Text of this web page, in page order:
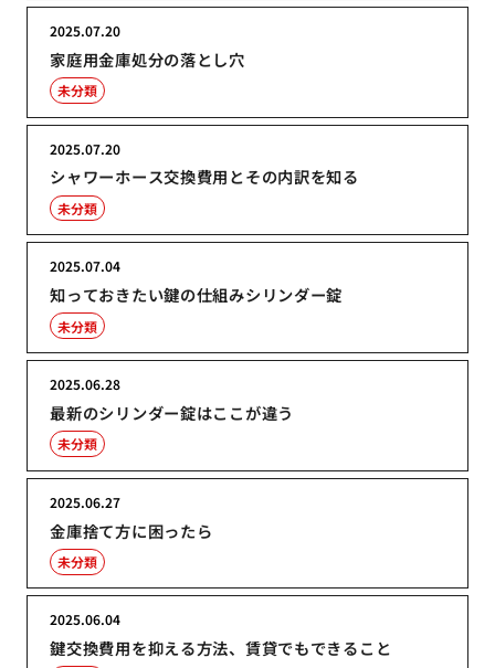
家庭用金庫処分の落とし穴
2025.07.20
未分類
シャワーホース交換費用とその内訳を知る
2025.07.20
未分類
知っておきたい鍵の仕組みシリンダー錠
2025.07.04
未分類
最新のシリンダー錠はここが違う
2025.06.28
未分類
金庫捨て方に困ったら
2025.06.27
未分類
鍵交換費用を抑える方法、賃貸でもできること
2025.06.04